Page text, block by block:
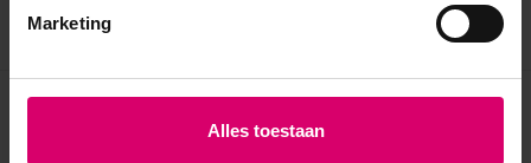
Marketing
Alles toestaan